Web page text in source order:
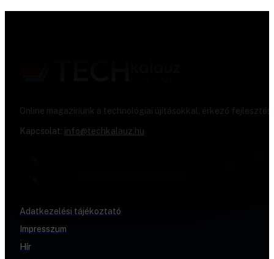
Online magazinunk a technológiai újításokkal, érkező
Kapcsolat: info@techkalauz.hu
Adatkezelési tájékoztató
Impresszum
Hír